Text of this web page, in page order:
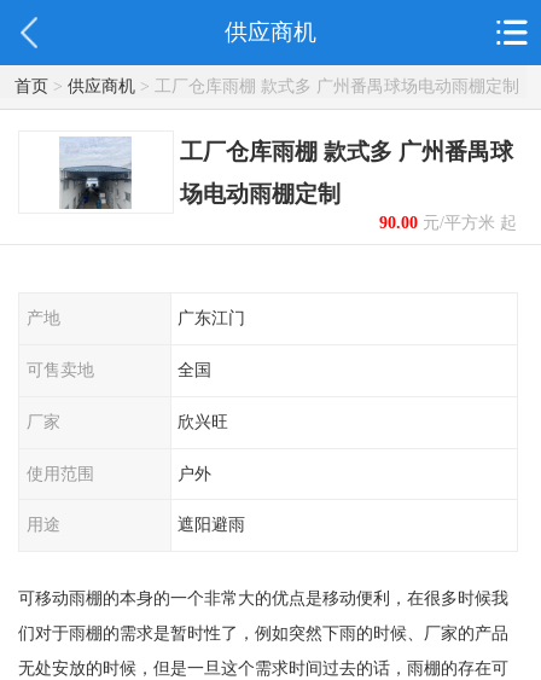
供应商机
首页> 供应商机> 工厂仓库雨棚 款式多 广州番禺球场电动雨棚定制
工厂仓库雨棚 款式多 广州番禺球
场电动雨棚定制
90.00元/平方米 起
产地 广东江门
可售卖地 全国
厂家 欣兴旺
使用范围 户外
用途 遮阳避雨
可移动雨棚的本身的一个非常大的优点是移动便利，在很多时候我
们对于雨棚的需求是暂时性了，例如突然下雨的时候、厂家的产品
无处安放的时候，但是一旦这个需求时间过去的话，雨棚的存在可